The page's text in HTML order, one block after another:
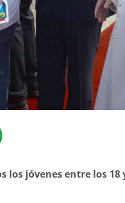
los jóvenes entre los 18